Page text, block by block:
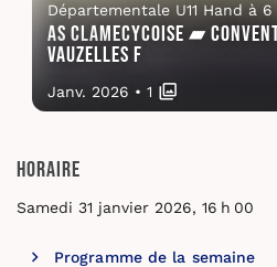
Départementale U11 Hand à 6
AS Clamecycoise ▰
Vauzelles F
Janv. 2026 • 1
Horaire
Samedi 31 janvier 2026, 16 h 00
Programme de la semaine